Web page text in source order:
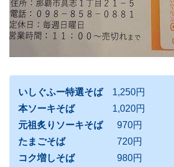
いしぐふー特選そば1,250円
本ソーキそば1,020円
元祖炙りソーキそば970円
たまごそば720円
コク増しそば980円